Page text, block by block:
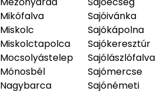
Mikófalva
Miskolc
Miskolctapolca
Mocsolyástelep
Mónosbél
Nagybarca
Sajóivánka
Sajókápolna
Sajókeresztúr
Sajólászlófalva
Sajómercse
Sajónémeti